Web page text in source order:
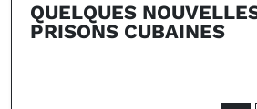
QUELQUES
PRISONS CUBAINES